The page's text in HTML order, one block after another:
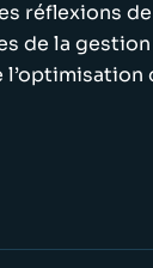
réflexions
de la